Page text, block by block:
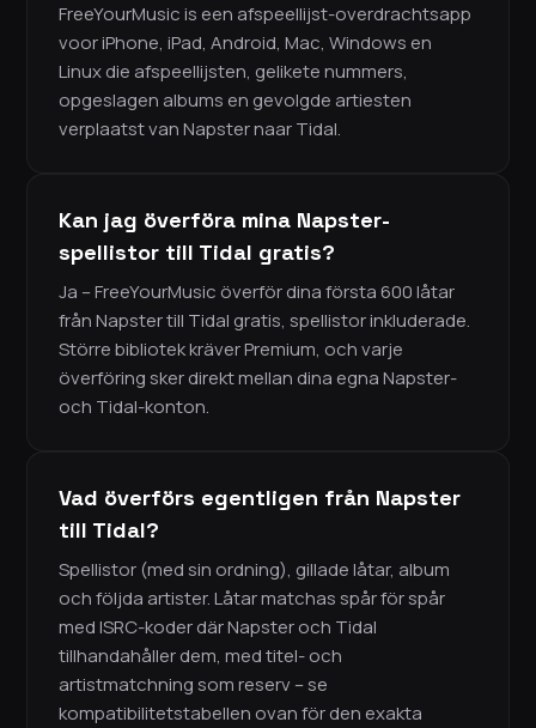
FreeYourMusic is een afspeellijst-overdrachtsapp
voor iPhone, iPad, Android, Mac, Windows en
Linux die afspeellijsten, gelikete nummers,
opgeslagen albums en gevolgde artiesten
verplaatst van Napster naar Tidal.
Kan jag överföra mina Napster-
spellistor till Tidal gratis?
Ja – FreeYourMusic överför dina första 600 låtar
från Napster till Tidal gratis, spellistor inkluderade.
Större bibliotek kräver Premium, och varje
överföring sker direkt mellan dina egna Napster-
och Tidal-konton.
Vad överförs egentligen från Napster
till Tidal?
Spellistor (med sin ordning), gillade låtar, album
och följda artister. Låtar matchas spår för spår
med ISRC-koder där Napster och Tidal
tillhandahåller dem, med titel- och
artistmatchning som reserv – se
kompatibilitetstabellen ovan för den exakta